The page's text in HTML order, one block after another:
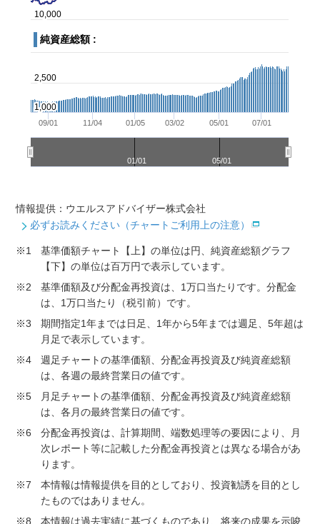
情報提供：ウエルスアドバイザー株式会社
必ずお読みください（チャートご利用上の注意）
※1
基準価額チャート【上】の単位は円、純資産総額グラフ
【下】の単位は百万円で表示しています。
※2
基準価額及び分配金再投資は、1万口当たりです。分配金
は、1万口当たり（税引前）です。
※3
期間指定1年までは日足、1年から5年までは週足、5年超は
月足で表示しています。
※4
週足チャートの基準価額、分配金再投資及び純資産総額
は、各週の最終営業日の値です。
※5
月足チャートの基準価額、分配金再投資及び純資産総額
は、各月の最終営業日の値です。
※6
分配金再投資は、計算期間、端数処理等の要因により、月
次レポート等に記載した分配金再投資とは異なる場合があ
ります。
※7
本情報は情報提供を目的としており、投資勧誘を目的とし
たものではありません。
※8
本情報は過去実績に基づくものであり、将来の成果を示唆